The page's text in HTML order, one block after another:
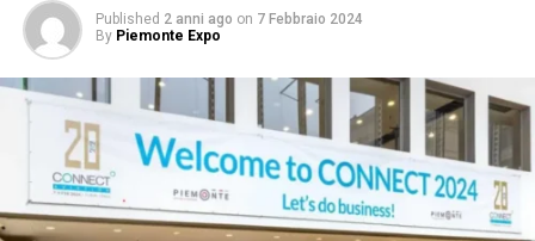
Published 2 anni ago on 7 Febbraio 2024
By Piemonte Expo